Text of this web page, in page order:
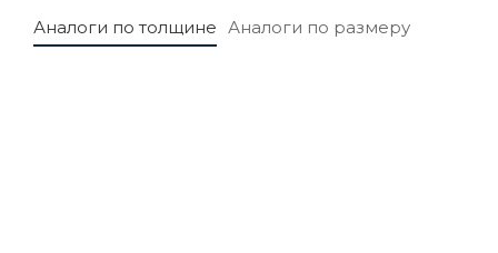
Аналоги по толщине Аналоги по размеру